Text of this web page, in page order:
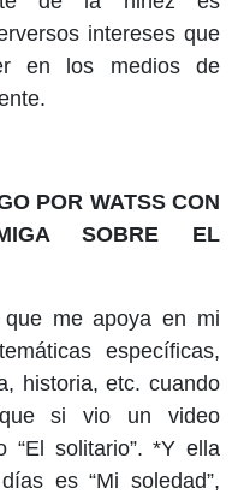
intereses que
en los medios de
POR WATSS CON
SOBRE EL
me apoya en mi
específicas,
historia, etc. cuando
si vio un video
“El solitario”. *Y ella
es “Mi soledad”,